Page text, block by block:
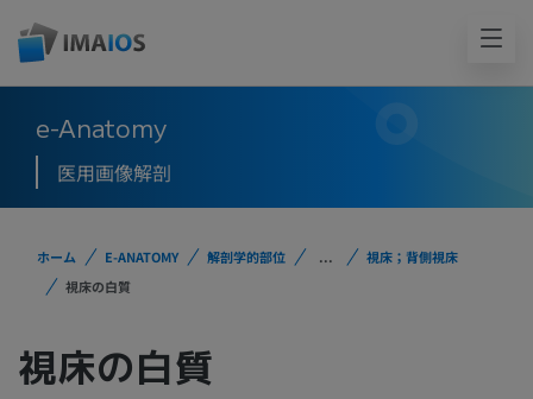
e-Anatomy
医用画像解剖
ホーム E-ANATOMY 解剖学的部位 ...
視床；背側視床
視床の白質
視床の白質